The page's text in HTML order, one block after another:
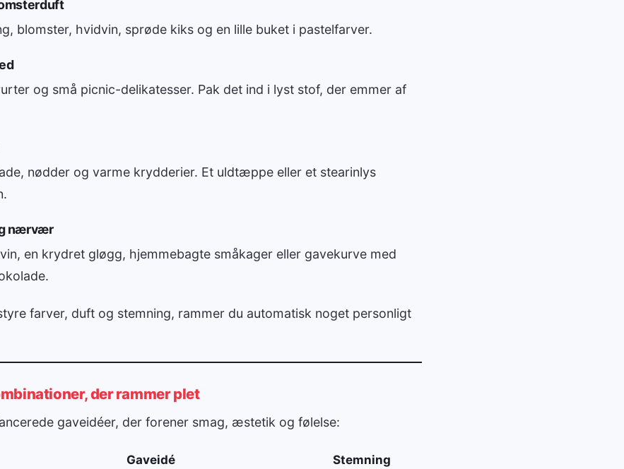
blomster, hvidvin, sprøde kiks og en lille buket i pastelfarver.
og små picnic-delikatesser. Pak det ind i lyst stof, der emmer af
nødder og varme krydderier. Et uldtæppe eller et stearinlys
nærvær
en krydret gløgg, hjemmebagte småkager eller gavekurve med
farver, duft og stemning, rammer du automatisk noget personligt
der rammer plet
gaveidéer, der forener smag, æstetik og følelse:
Gaveidé Stemning